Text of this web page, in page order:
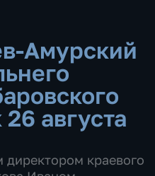
Амурский
августа
директором краевого